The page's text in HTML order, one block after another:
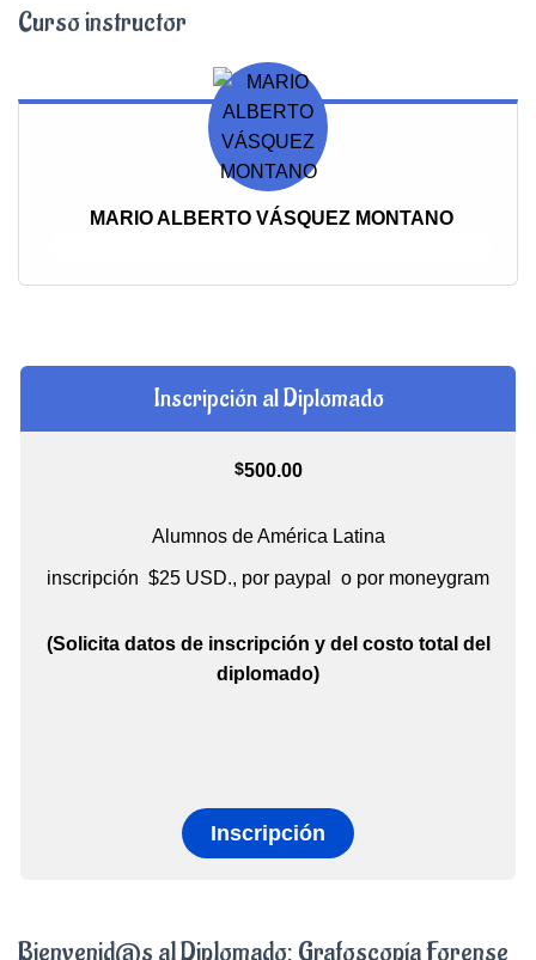
Curso instructor
MARIO ALBERTO VÁSQUEZ MONTANO
Inscripción al Diplomado
$500.00
Alumnos de América Latina
inscripción $25 USD., por paypal o por moneygram
(Solicita datos de inscripción y del costo total del
diplomado)
Inscripción